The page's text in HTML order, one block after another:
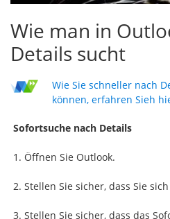
Wie man in
Details sucht
Wie Sie schneller nach
können, erfahren Sieh
Sofortsuche nach Details
Öffnen Sie Outlook.
Stellen Sie sicher, dass Sie
Stellen Sie sicher, dass das